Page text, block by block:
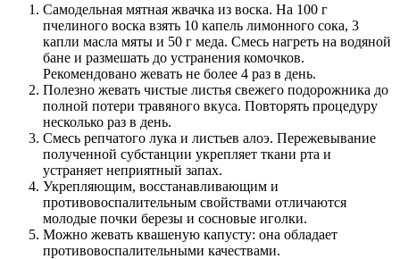
Самодельная мятная жвачка из воска. На 100 г
пчелиного воска взять 10 капель лимонного сока, 3
капли масла мяты и 50 г меда. Смесь нагреть на водяной
бане и размешать до устранения комочков.
Рекомендовано жевать не более 4 раз в день.
Полезно жевать чистые листья свежего подорожника до
полной потери травяного вкуса. Повторять процедуру
несколько раз в день.
Смесь репчатого лука и листьев алоэ. Пережевывание
полученной субстанции укрепляет ткани рта и
устраняет неприятный запах.
Укрепляющим, восстанавливающим и
противовоспалительным свойствами отличаются
молодые почки березы и сосновые иголки.
Можно жевать квашеную капусту: она обладает
противовоспалительными качествами.